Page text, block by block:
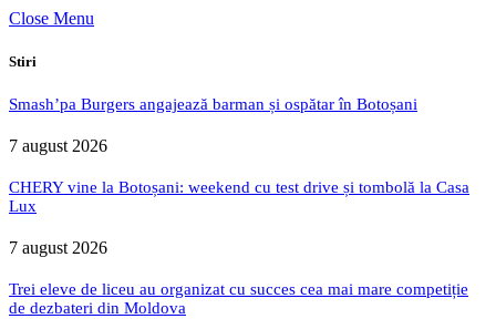
Close Menu
Stiri
Smash’pa Burgers angajează barman și ospătar în Botoșani
7 august 2026
CHERY vine la Botoșani: weekend cu test drive și tombolă la Casa
Lux
7 august 2026
Trei eleve de liceu au organizat cu succes cea mai mare competiție
de dezbateri din Moldova